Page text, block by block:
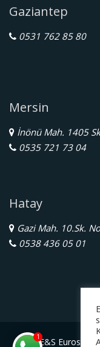
Gaziantep
0531 762 85 80
Mersin
İnönü Mah. 1405
0535 721 73 04
Hatay
Gazi Mah. 10.Sk.
0538 436 05 01
E&S Eurostar
1